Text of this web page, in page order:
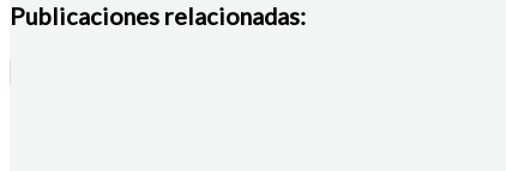
Publicaciones relacionadas: